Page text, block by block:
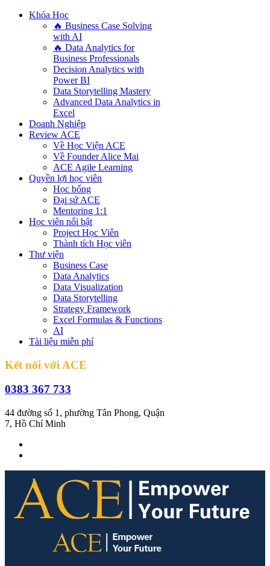
Khóa Học
🔥 Business Case Solving
with AI
🔥 Data Analytics for
Business Professionals
Decision Analytics with
Power BI
Data Storytelling Mastery
Advanced Data Analytics in
Excel
Doanh Nghiệp
Review ACE
Về Học Viện ACE
Về Founder Alice Mai
ACE Agile Learning
Quyền lợi học viên
Học bổng
Đại sứ ACE
Mentoring 1:1
Học viên nổi bật
Project Học Viên
Thành tích Học viên
Thư viện
Business Case
Data Analytics
Data Visualization
Data Storytelling
Strategy Framework
Excel Formulas & Functions
AI
Tài liệu miễn phí
Kết nối với ACE
0383 367 733
44 đường số 1, phường Tân Phong, Quận
7, Hồ Chí Minh